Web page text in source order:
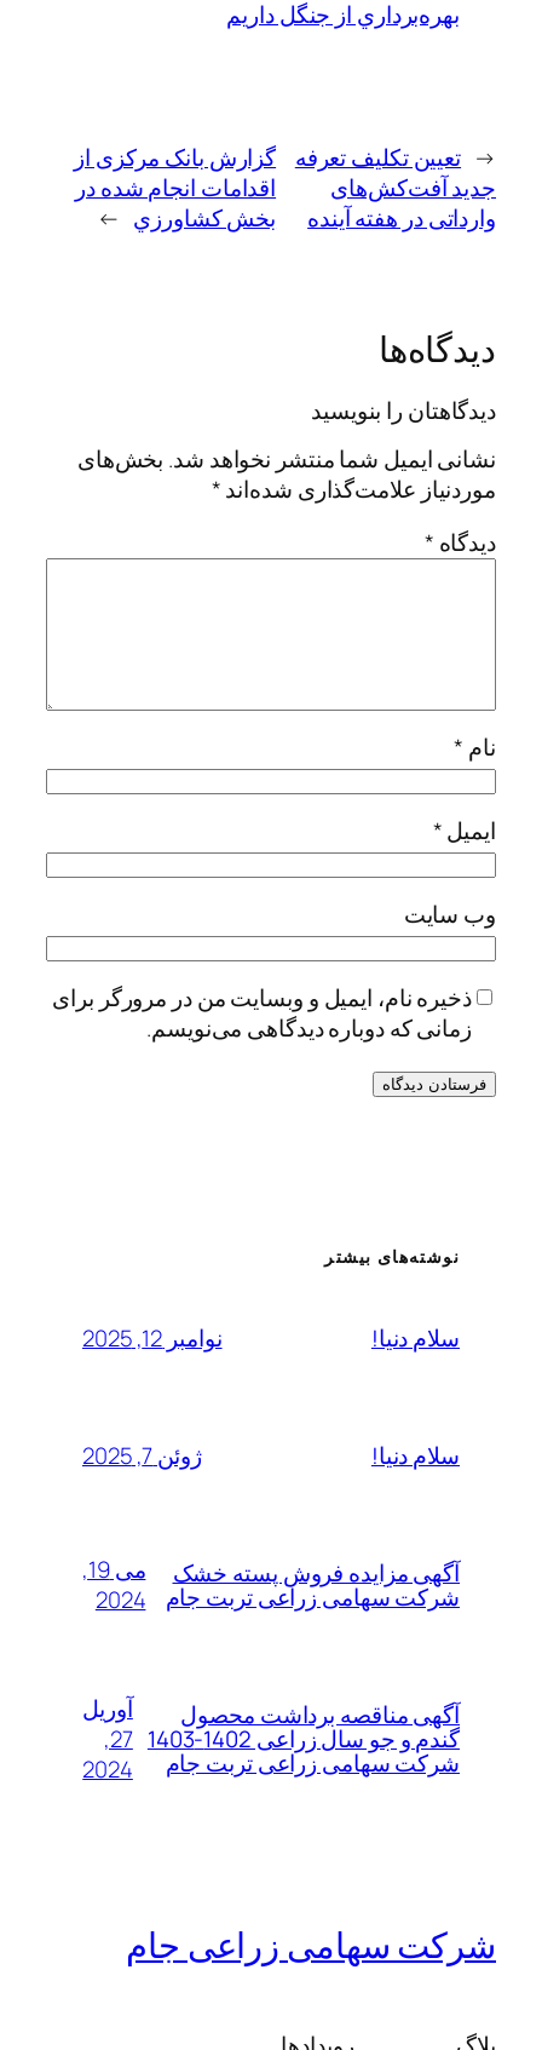
بهره‌برداري از جنگل داريم
← تعیین تکلیف تعرفه
جدید آفت‌کش‌های
وارداتی در هفته آینده
گزارش بانک مرکزی از
اقدامات انجام شده در
بخش کشاورزي →
دیدگاه‌ها
دیدگاهتان را بنویسید
نشانی ایمیل شما منتشر نخواهد شد. بخش‌های
موردنیاز علامت‌گذاری شده‌اند*
دیدگاه *
نام *
ایمیل*
وب‌ سایت
ذخیره نام، ایمیل و وبسایت من در مرورگر برای
زمانی که دوباره دیدگاهی می‌نویسم.
نوشته‌های بیشتر
سلام دنیا! نوامبر 12, 2025
سلام دنیا! ژوئن 7, 2025
آگهی مزایده فروش پسته خشک
شرکت سهامی زراعی تربت جام
می 19,
2024
آگهی مناقصه برداشت محصول
گندم و جو سال زراعی 1402-1403
شرکت سهامی زراعی تربت جام
آوریل
27,
2024
شرکت سهامی زراعی جام